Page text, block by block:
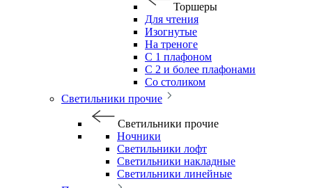
Торшеры
Для чтения
Изогнутые
На треноге
С 1 плафоном
С 2 и более плафонами
Со столиком
Светильники прочие
Светильники прочие
Ночники
Светильники лофт
Светильники накладные
Светильники линейные